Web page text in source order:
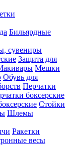
Бильярдные
сувениры
Защита для
Мешки
Обувь для
Перчатки
боксерские
Стойки
Шлемы
Ракетки
весы